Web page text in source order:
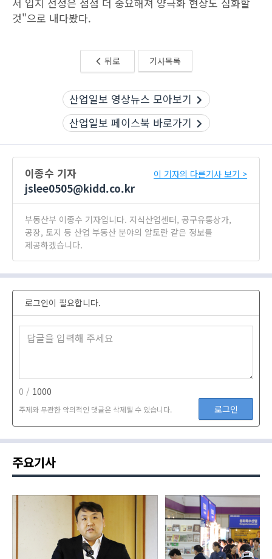
것"으로 내다봤다.
뒤로 기사목록
산업일보 영상뉴스 모아보기
산업일보 페이스북 바로가기
이종수 기자
jslee0505@kidd.co.kr
이 기자의 다른기사 보기 >
부동산부 이종수 기자입니다. 지식산업센터, 공구유통상가,
공장, 토지 등 산업 부동산 분야의 알토란 같은 정보를
제공하겠습니다.
로그인이 필요합니다.
0 / 1000
주제와 무관한 악의적인 댓글은 삭제될 수 있습니다. 로그인
주요기사